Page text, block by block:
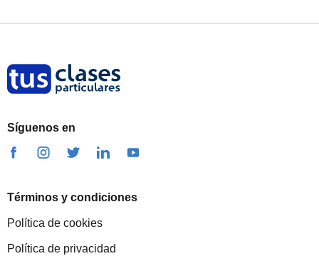
Síguenos en
Términos y condiciones
Política de cookies
Política de privacidad